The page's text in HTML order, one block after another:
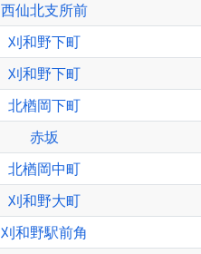
西仙北支所前
刈和野下町
刈和野下町
北楢岡下町
赤坂
北楢岡中町
刈和野大町
刈和野駅前角